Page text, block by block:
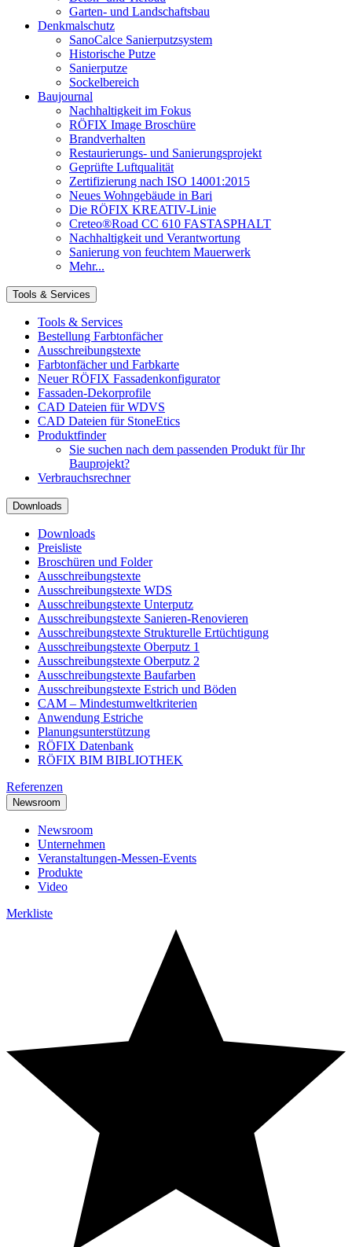
Garten- und Landschaftsbau
Denkmalschutz
SanoCalce Sanierputzsystem
Historische Putze
Sanierputze
Sockelbereich
Baujournal
Nachhaltigkeit im Fokus
RÖFIX Image Broschüre
Brandverhalten
Restaurierungs- und Sanierungsprojekt
Geprüfte Luftqualität
Zertifizierung nach ISO 14001:2015
Neues Wohngebäude in Bari
Die RÖFIX KREATIV-Linie
Creteo®Road CC 610 FASTASPHALT
Nachhaltigkeit und Verantwortung
Sanierung von feuchtem Mauerwerk
Mehr...
Tools & Services
Tools & Services
Bestellung Farbtonfächer
Ausschreibungstexte
Farbtonfächer und Farbkarte
Neuer RÖFIX Fassadenkonfigurator
Fassaden-Dekorprofile
CAD Dateien für WDVS
CAD Dateien für StoneEtics
Produktfinder
Sie suchen nach dem passenden Produkt für Ihr
Bauprojekt?
Verbrauchsrechner
Downloads
Downloads
Preisliste
Broschüren und Folder
Ausschreibungstexte
Ausschreibungstexte WDS
Ausschreibungstexte Unterputz
Ausschreibungstexte Sanieren-Renovieren
Ausschreibungstexte Strukturelle Ertüchtigung
Ausschreibungstexte Oberputz 1
Ausschreibungstexte Oberputz 2
Ausschreibungstexte Baufarben
Ausschreibungstexte Estrich und Böden
CAM – Mindestumweltkriterien
Anwendung Estriche
Planungsunterstützung
RÖFIX Datenbank
RÖFIX BIM BIBLIOTHEK
Referenzen
Newsroom
Newsroom
Unternehmen
Veranstaltungen-Messen-Events
Produkte
Video
Merkliste